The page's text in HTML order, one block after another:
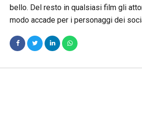
bello. Del resto in qualsiasi film gli
modo accade per i personaggi dei